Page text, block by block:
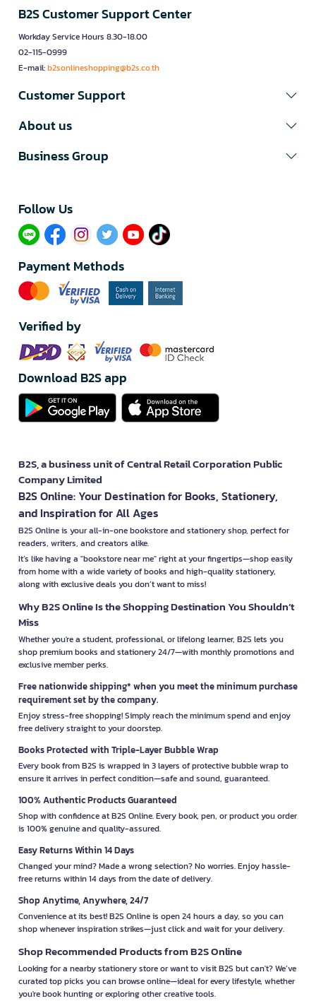
B2S Customer Support Center
Workday Service Hours 8.30-18.00
02-115-0999
E-mail:b2sonlineshopping@b2s.co.th
Customer Support
About us
Business Group
Follow Us​
Payment Methods
Verified by
Download B2S app
B2S, a business unit of Central Retail Corporation Public
Company Limited
B2S Online: Your Destination for Books, Stationery,
and Inspiration for All Ages
B2S Online is your all-in-one bookstore and stationery shop, perfect for
readers, writers, and creators alike.
It’s like having a "bookstore near me" right at your fingertips—shop easily
from home with a wide variety of books and high-quality stationery,
along with exclusive deals you don’t want to miss!
Why B2S Online Is the Shopping Destination You Shouldn’t
Miss
Whether you're a student, professional, or lifelong learner, B2S lets you
shop premium books and stationery 24/7—with monthly promotions and
exclusive member perks.
Free nationwide shipping* when you meet the minimum purchase
requirement set by the company.
Enjoy stress-free shopping! Simply reach the minimum spend and enjoy
free delivery straight to your doorstep.
Books Protected with Triple-Layer Bubble Wrap
Every book from B2S is wrapped in 3 layers of protective bubble wrap to
ensure it arrives in perfect condition—safe and sound, guaranteed.
100% Authentic Products Guaranteed
Shop with confidence at B2S Online. Every book, pen, or product you order
is 100% genuine and quality-assured.
Easy Returns Within 14 Days
Changed your mind? Made a wrong selection? No worries. Enjoy hassle-
free returns within 14 days from the date of delivery.
Shop Anytime, Anywhere, 24/7
Convenience at its best! B2S Online is open 24 hours a day, so you can
shop whenever inspiration strikes—just click and wait for your delivery.
Shop Recommended Products from B2S Online
Looking for a nearby stationery store or want to visit B2S but can't? We’ve
curated top picks you can browse online—ideal for every lifestyle, whether
you're book hunting or exploring other creative tools.